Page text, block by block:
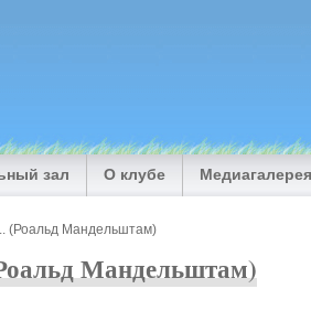
зал О клубе Медиагалерея
(Роальд Мандельштам)
Мандельштам)